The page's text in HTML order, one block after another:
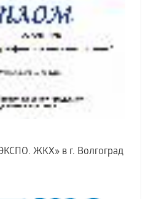
ЖКХ» в г. Волгоград